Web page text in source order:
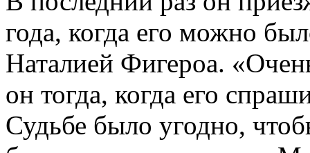
года, когда его можно
Наталией Фигероа.
он тогда, когда его
Судьбе было угодно,